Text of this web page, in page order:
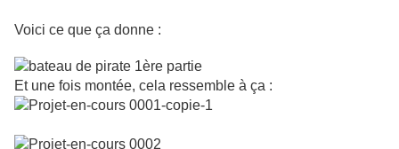
Voici ce que ça donne :
Et une fois montée, cela ressemble à ça :